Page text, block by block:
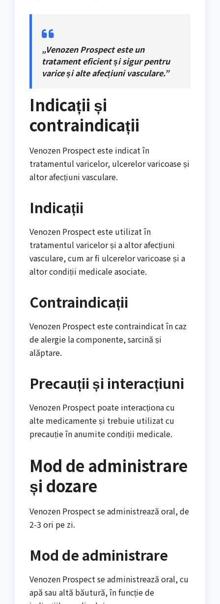
„Venozen Prospect este un
tratament eficient și sigur pentru
varice și alte afecțiuni vasculare.”
Indicații și
contraindicații
Venozen Prospect este indicat în
tratamentul varicelor, ulcerelor varicoase și
altor afecțiuni vasculare.
Indicații
Venozen Prospect este utilizat în
tratamentul varicelor și a altor afecțiuni
vasculare, cum ar fi ulcerelor varicoase și a
altor condiții medicale asociate.
Contraindicații
Venozen Prospect este contraindicat în caz
de alergie la componente, sarcină și
alăptare.
Precauții și interacțiuni
Venozen Prospect poate interacționa cu
alte medicamente și trebuie utilizat cu
precauție în anumite condiții medicale.
Mod de administrare
și dozare
Venozen Prospect se administrează oral, de
2-3 ori pe zi.
Mod de administrare
Venozen Prospect se administrează oral, cu
apă sau altă băutură, în funcție de